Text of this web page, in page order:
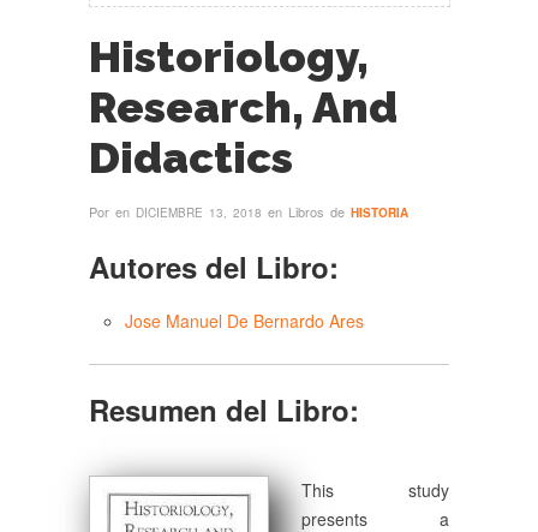
Historiology,
Research, And
Didactics
Por en DICIEMBRE 13, 2018 en Libros de HISTORIA
Autores del Libro:
Jose Manuel De Bernardo Ares
Resumen del Libro:
This study
presents a